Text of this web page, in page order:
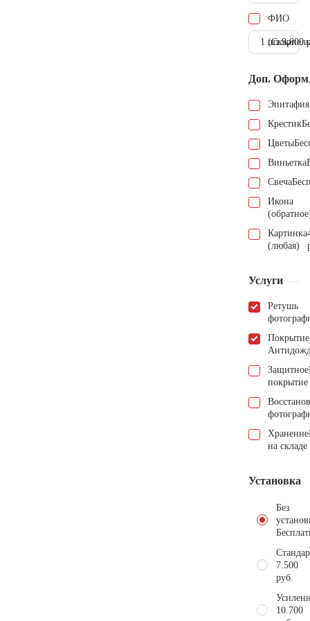
ФИО
1 шт.9.000
Доп.
Эпитафия
Крестик
Цветы
Виньетка
Свеча
Икона
Картинка
(любая)
Услуги
Ретушь
Покрытие
Защитное
покрытие
Хранение
на складе
Установка
Без
7.500
руб.
10.700